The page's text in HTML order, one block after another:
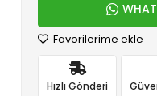
Favorilerime ekle
Hızlı Gönderi